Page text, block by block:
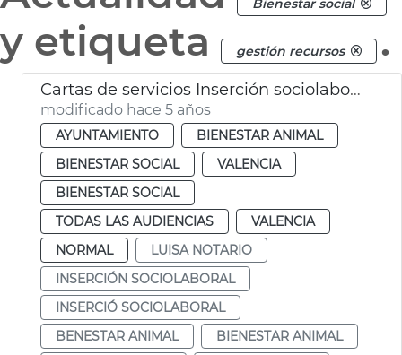
y etiqueta gestión recursos .
Cartas de servicios Inserción sociolaboral y Bienestar Animal
modificado hace 5 años
AYUNTAMIENTO
BIENESTAR ANIMAL
BIENESTAR SOCIAL
VALENCIA
BIENESTAR SOCIAL
TODAS LAS AUDIENCIAS
VALENCIA
NORMAL
LUISA NOTARIO
INSERCIÓN SOCIOLABORAL
INSERCIÓ SOCIOLABORAL
BENESTAR ANIMAL
BIENESTAR ANIMAL